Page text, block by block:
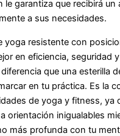
le garantiza que recibirá un
a sus necesidades.
yoga resistente con
en eficiencia, seguridad
que una esterilla
en tu práctica. Es la
de yoga y fitness, ya
orientación inigualables
más profunda con tu